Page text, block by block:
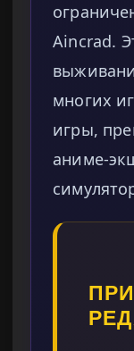
Aincrad.
многих
игры,
аниме-